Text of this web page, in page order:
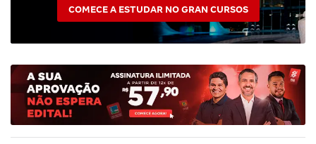
COMECE A ESTUDAR NO GRAN CURSOS